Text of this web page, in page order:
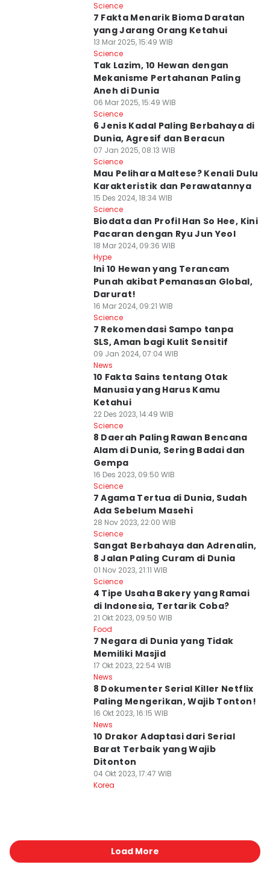
Science
7 Fakta Menarik Bioma Daratan
yang Jarang Orang Ketahui
13 Mar 2025, 15:49 WIB
Science
Tak Lazim, 10 Hewan dengan
Mekanisme Pertahanan Paling
Aneh di Dunia
06 Mar 2025, 15:49 WIB
Science
6 Jenis Kadal Paling Berbahaya di
Dunia, Agresif dan Beracun
07 Jan 2025, 08:13 WIB
Science
Mau Pelihara Maltese? Kenali Dulu
Karakteristik dan Perawatannya
15 Des 2024, 18:34 WIB
Science
Biodata dan Profil Han So Hee, Kini
Pacaran dengan Ryu Jun Yeol
18 Mar 2024, 09:36 WIB
Hype
Ini 10 Hewan yang Terancam
Punah akibat Pemanasan Global,
Darurat!
16 Mar 2024, 09:21 WIB
Science
7 Rekomendasi Sampo tanpa
SLS, Aman bagi Kulit Sensitif
09 Jan 2024, 07:04 WIB
News
10 Fakta Sains tentang Otak
Manusia yang Harus Kamu
Ketahui
22 Des 2023, 14:49 WIB
Science
8 Daerah Paling Rawan Bencana
Alam di Dunia, Sering Badai dan
Gempa
16 Des 2023, 09:50 WIB
Science
7 Agama Tertua di Dunia, Sudah
Ada Sebelum Masehi
28 Nov 2023, 22:00 WIB
Science
Sangat Berbahaya dan Adrenalin,
8 Jalan Paling Curam di Dunia
01 Nov 2023, 21:11 WIB
Science
4 Tipe Usaha Bakery yang Ramai
di Indonesia, Tertarik Coba?
21 Okt 2023, 09:50 WIB
Food
7 Negara di Dunia yang Tidak
Memiliki Masjid
17 Okt 2023, 22:54 WIB
News
8 Dokumenter Serial Killer Netflix
Paling Mengerikan, Wajib Tonton!
16 Okt 2023, 16:15 WIB
News
10 Drakor Adaptasi dari Serial
Barat Terbaik yang Wajib
Ditonton
04 Okt 2023, 17:47 WIB
Korea
Load More